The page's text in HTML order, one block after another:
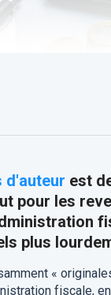
d'auteur est
pour les
plus
«
fiscale,